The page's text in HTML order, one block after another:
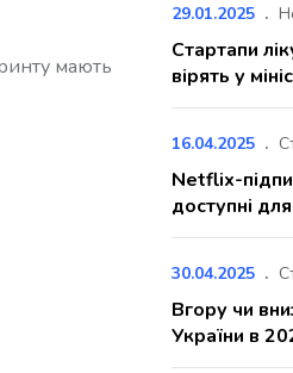
мають
29.01.2025
Стартапи
вірять у
16.04.2025
Netflix-
доступні
30.04.2025
Вгору чи
України в